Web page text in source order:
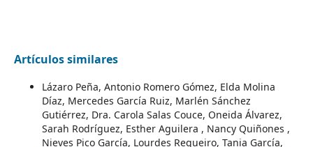
Artículos similares
Lázaro Peña, Antonio Romero Gómez, Elda Molina
Díaz, Mercedes García Ruiz, Marlén Sánchez
Gutiérrez, Dra. Carola Salas Couce, Oneida Álvarez,
Sarah Rodríguez, Esther Aguilera , Nancy Quiñones ,
Nieves Pico García, Lourdes Regueiro, Tania García,